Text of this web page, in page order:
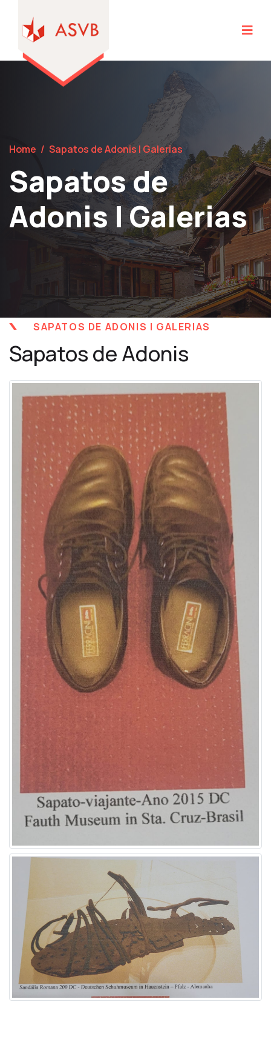
Home / Sapatos de Adonis | Galerias
Sapatos de
Adonis | Galerias
SAPATOS DE ADONIS | GALERIAS
Sapatos de Adonis